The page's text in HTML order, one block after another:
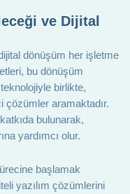
ve Dijital
dönüşüm her işletme
bu dönüşüm
birlikte,
çözümler aramaktadır.
bulunarak,
yardımcı olur.
başlamak
yazılım çözümlerini